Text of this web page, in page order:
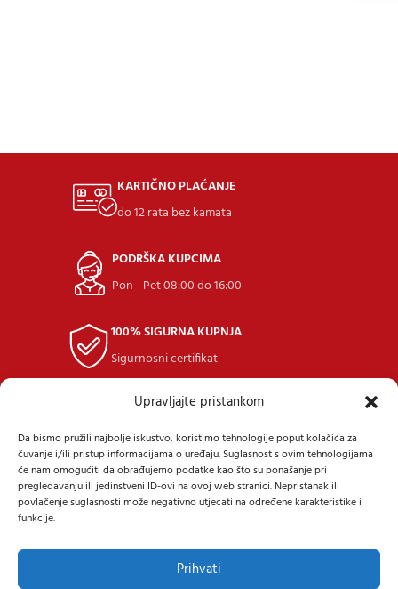
Upravljajte pristankom
Da bismo pružili najbolje iskustvo, koristimo tehnologije poput kolačića za
čuvanje i/ili pristup informacijama o uređaju. Suglasnost s ovim tehnologijama
će nam omogućiti da obrađujemo podatke kao što su ponašanje pri
pregledavanju ili jedinstveni ID-ovi na ovoj web stranici. Nepristanak ili
povlačenje suglasnosti može negativno utjecati na određene karakteristike i
funkcije.
Prihvati
KARTIČNO PLAĆANJE
do 12 rata bez kamata
PODRŠKA KUPCIMA
Pon - Pet 08:00 do 16:00
100% SIGURNA KUPNJA
Sigurnosni certifikat
POVRAT ROBE
u roku 14 dana
Samoborska cesta 9, 10434 Strmec Samoborski